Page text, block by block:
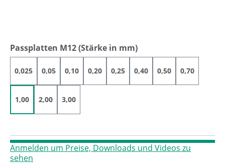
Passplatten M12 (Stärke in mm)auswählen
0,025 0,05 0,10 0,20 0,25 0,40 0,50 0,70
1,00 2,00 3,00
Anmelden um Preise, Downloads und Videos zu
sehen